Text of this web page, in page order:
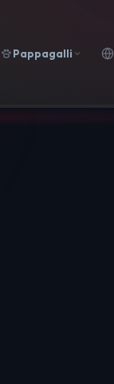
Pappagalli